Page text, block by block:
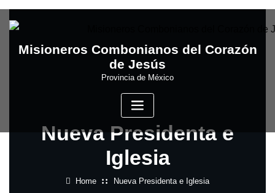
to
Misioneros Combonianos del Corazón
de Jesús
Provincia de México
Nueva Presidenta e
Iglesia
Home Nueva Presidenta e Iglesia